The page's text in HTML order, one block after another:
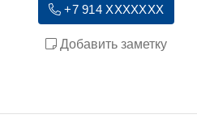
+7 914 XXXXXXX
Добавить заметку